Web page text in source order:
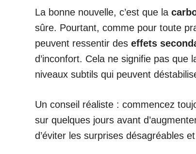
La bonne nouvelle, c’est que la
sûre. Pourtant, comme pour toute
peuvent ressentir des effets
d’inconfort. Cela ne signifie pas que
niveaux subtils qui peuvent
Un conseil réaliste : commencez
sur quelques jours avant
d’éviter les surprises désagréables